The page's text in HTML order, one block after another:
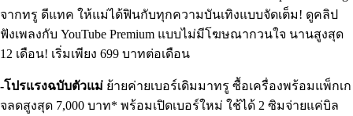
จากทรู ดีแทค ให้แม่ได้ฟินกับทุกความบันเทิงแบบจัดเต็ม! ดูคลิป
ฟังเพลงกับ YouTube Premium แบบไม่มีโฆษณากวนใจ นานสูงสุด
12 เดือน! เริ่มเพียง 699 บาทต่อเดือน
-โปรแรงฉบับตัวแม่ ย้ายค่ายเบอร์เดิมมาทรู ซื้อเครื่องพร้อมแพ็กเก
จลดสูงสุด 7,000 บาท* พร้อมเปิดเบอร์ใหม่ ใช้ได้ 2 ซิมจ่ายแค่บิล